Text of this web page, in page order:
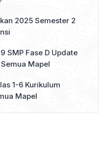
2025 Semester 2
SMP Fase D Update
Mapel
1-6 Kurikulum
Mapel